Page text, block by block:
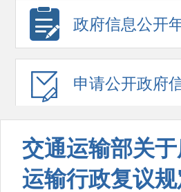
政府信息公开
申请公开政府
交通运输部关
运输行政复议